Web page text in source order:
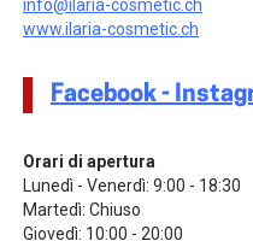
info@ilaria-cosmetic.ch
www.ilaria-cosmetic.ch
Facebook -
Orari di apertura
Lunedì - Venerdì: 9:00 - 18:30
Martedì: Chiuso
Giovedì: 10:00 - 20:00